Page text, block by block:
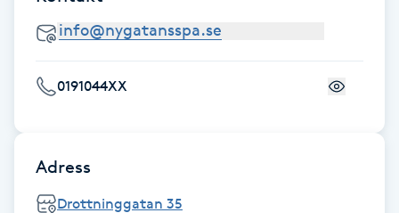
Hot Stone Massage
0191044XX
Adress
Drottninggatan 35